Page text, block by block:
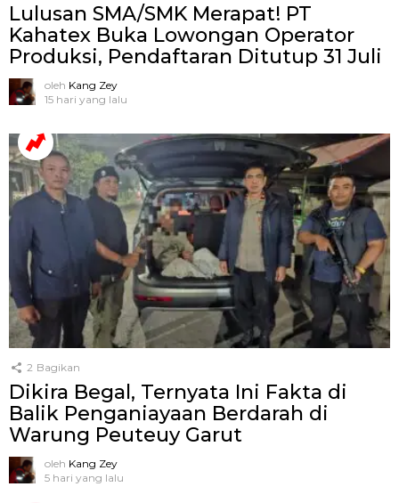
Lulusan SMA/SMK Merapat! PT
Kahatex Buka Lowongan Operator
Produksi, Pendaftaran Ditutup 31 Juli
oleh Kang Zey
15 hari yang lalu
2 Bagikan
Dikira Begal, Ternyata Ini Fakta di
Balik Penganiayaan Berdarah di
Warung Peuteuy Garut
oleh Kang Zey
5 hari yang lalu